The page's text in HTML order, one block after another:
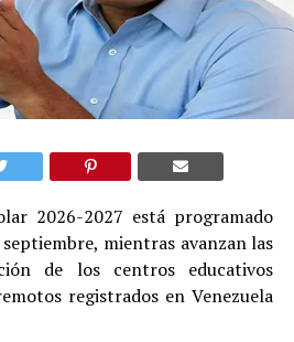
2026-2027 está programado
mientras avanzan las
de los centros educativos
registrados en Venezuela